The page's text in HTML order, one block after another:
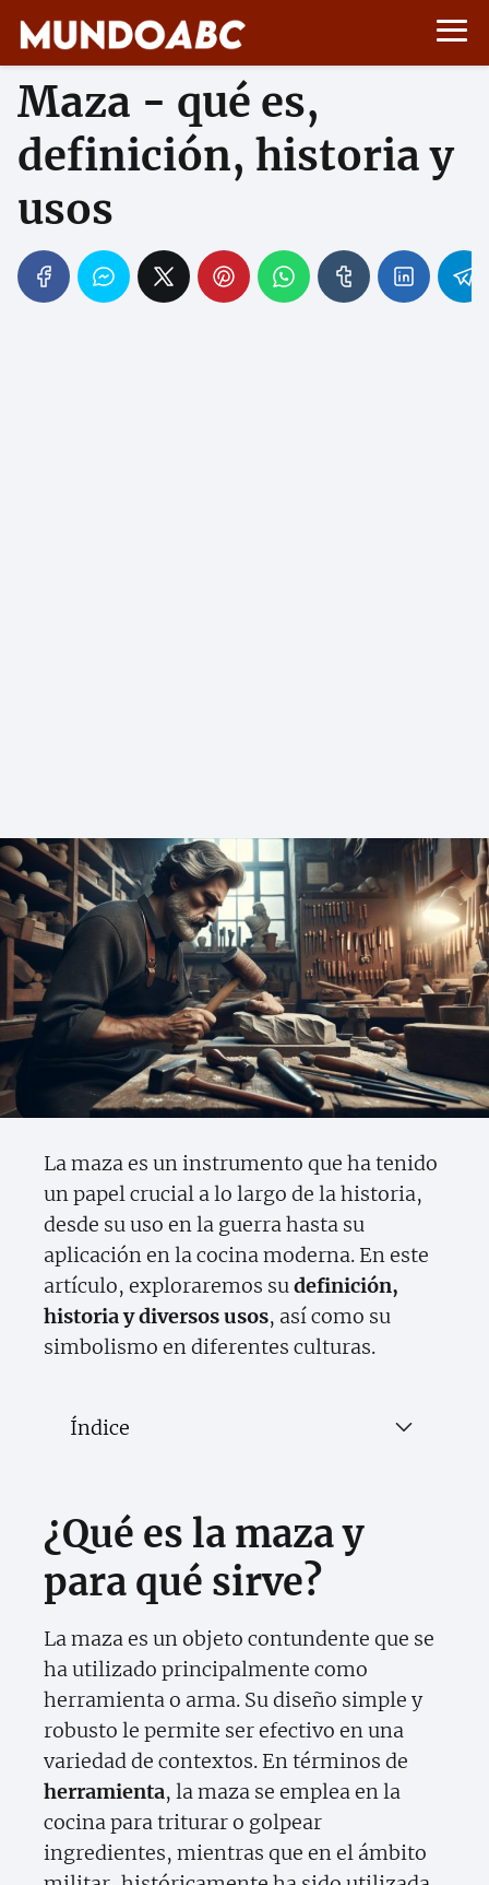
Maza - qué es,
definición, historia y
usos
La maza es un instrumento que ha tenido
un papel crucial a lo largo de la historia,
desde su uso en la guerra hasta su
aplicación en la cocina moderna. En este
artículo, exploraremos sudefinición,
historia y diversos usos, así como su
simbolismo en diferentes culturas.
Índice
¿Qué es la maza y
para qué sirve?
La maza es un objeto contundente que se
ha utilizado principalmente como
herramienta o arma. Su diseño simple y
robusto le permite ser efectivo en una
variedad de contextos. En términos de
herramienta, la maza se emplea en la
cocina para triturar o golpear
ingredientes, mientras que en el ámbito